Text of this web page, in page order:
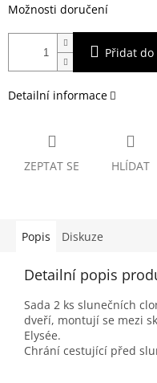
Možnosti doručení
Přidat do
Detailní informace
ZEPTAT SE HLÍDAT
Popis Diskuze
Detailní popis
Sada 2 ks slunečních
dveří, montují se mezi
Elysée.
Chrání cestující před